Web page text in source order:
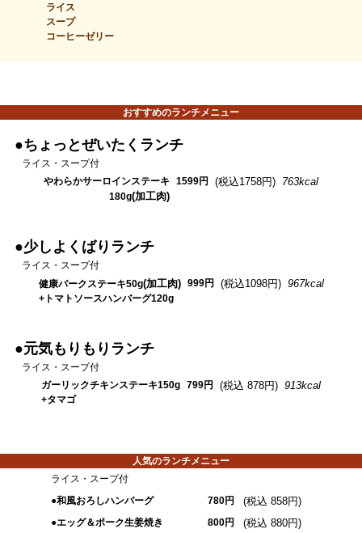
ライス
スープ
コーヒーゼリー
おすすめのランチメニュー
●ちょっとぜいたくランチ
ライス・スープ付
やわらかサーロインステーキ
180g(加工肉)
1599円 (税込1758円) 763kcal
●少しよくばりランチ
ライス・スープ付
健康バークステーキ50g(加工肉)
+トマトソースハンバーグ120g
999円 (税込1098円) 967kcal
●元気もりもりランチ
ライス・スープ付
ガーリックチキンステーキ150g
+タマゴ
799円 (税込 878円) 913kcal
人気のランチメニュー
ライス・スープ付
●和風おろしハンバーグ
780円 (税込 858円)
●エッグ＆ポーク生姜焼き 800円 (税込 880円)